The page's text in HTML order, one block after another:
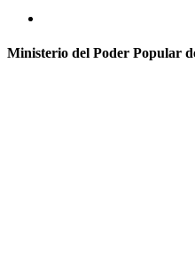
Ministerio del Poder Popular